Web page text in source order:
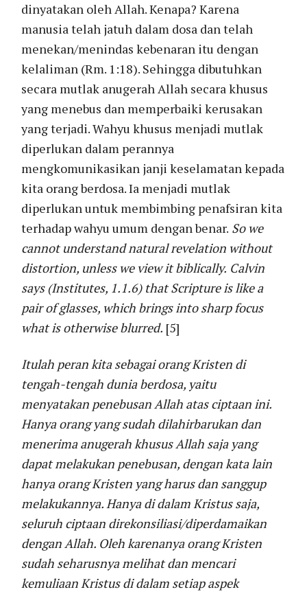
dinyatakan oleh Allah. Kenapa? Karena
manusia telah jatuh dalam dosa dan telah
menekan/menindas kebenaran itu dengan
kelaliman (Rm. 1:18). Sehingga dibutuhkan
secara mutlak anugerah Allah secara khusus
yang menebus dan memperbaiki kerusakan
yang terjadi. Wahyu khusus menjadi mutlak
diperlukan dalam perannya
mengkomunikasikan janji keselamatan kepada
kita orang berdosa. Ia menjadi mutlak
diperlukan untuk membimbing penafsiran kita
terhadap wahyu umum dengan benar. So we
cannot understand natural revelation without
distortion, unless we view it biblically. Calvin
says (Institutes, 1.1.6) that Scripture is like a
pair of glasses, which brings into sharp focus
what is otherwise blurred. [5]
Itulah peran kita sebagai orang Kristen di
tengah-tengah dunia berdosa, yaitu
menyatakan penebusan Allah atas ciptaan ini.
Hanya orang yang sudah dilahirbarukan dan
menerima anugerah khusus Allah saja yang
dapat melakukan penebusan, dengan kata lain
hanya orang Kristen yang harus dan sanggup
melakukannya. Hanya di dalam Kristus saja,
seluruh ciptaan direkonsiliasi/diperdamaikan
dengan Allah. Oleh karenanya orang Kristen
sudah seharusnya melihat dan mencari
kemuliaan Kristus di dalam setiap aspek